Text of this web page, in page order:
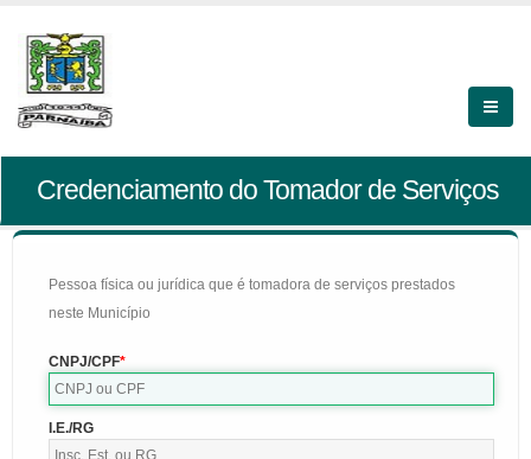
Credenciamento do Tomador de Serviços
Pessoa física ou jurídica que é tomadora de serviços prestados
neste Município
CNPJ/CPF
I.E./RG